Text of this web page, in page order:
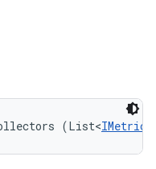
(List<